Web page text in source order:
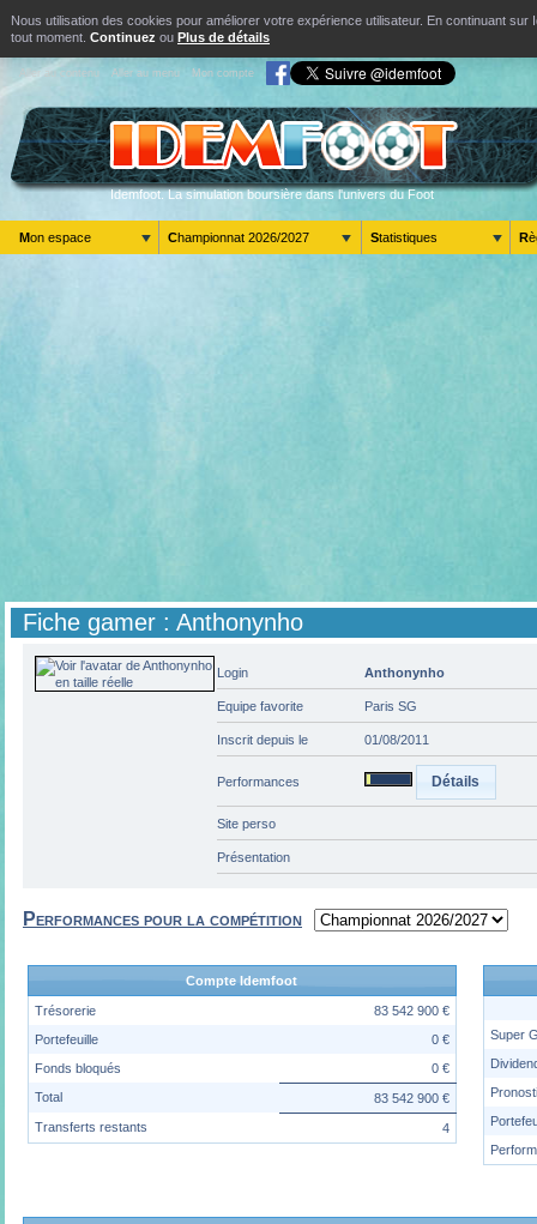
Nous utilisation des cookies pour améliorer votre expérience utilisateur. En continuant
tout moment. Continuez ou Plus de détails
Aller au contenu Aller au menu Mon compte
Idemfoot. La simulation boursière dans l'univers du Foot
Mon espace Championnat 2026/2027 Statistiques
Fiche gamer : Anthonynho
Login Anthonynho
Equipe favorite Paris SG
Inscrit depuis le 01/08/2011
Performances Détails
Site perso
Présentation
Performances pour la compétition
Compte Idemfoot
Trésorerie
83 542 900 €
Portefeuille
0 €
Fonds bloqués
0 €
Total
83 542 900 €
Transferts restants
4
Super